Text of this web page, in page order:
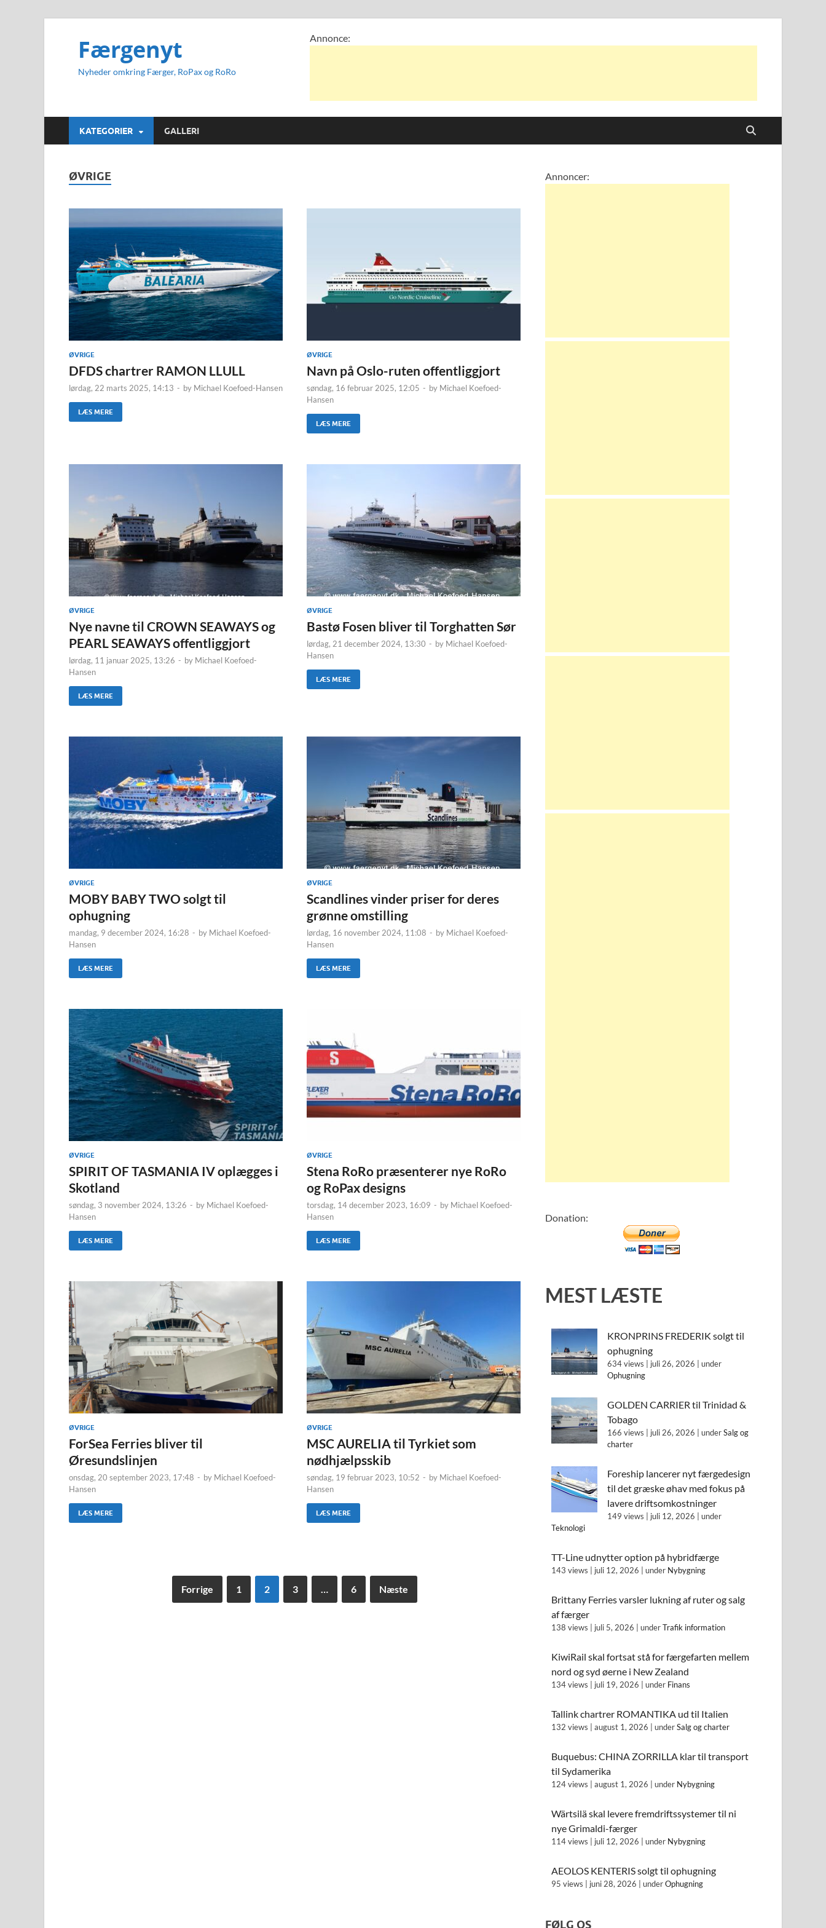
Færgenyt
Nyheder omkring Færger, RoPax og RoRo
Annonce:
KATEGORIER GALLERI
ØVRIGE
ØVRIGE
DFDS chartrer RAMON LLULL
lørdag, 22 marts 2025, 14:13 - by Michael Koefoed-Hansen
LÆS MERE
ØVRIGE
Navn på Oslo-ruten offentliggjort
søndag, 16 februar 2025, 12:05 - by Michael Koefoed-
Hansen
LÆS MERE
ØVRIGE
Nye navne til CROWN SEAWAYS og
PEARL SEAWAYS offentliggjort
lørdag, 11 januar 2025, 13:26 - by Michael Koefoed-
Hansen
LÆS MERE
ØVRIGE
Bastø Fosen bliver til Torghatten Sør
lørdag, 21 december 2024, 13:30 - by Michael Koefoed-
Hansen
LÆS MERE
ØVRIGE
MOBY BABY TWO solgt til
ophugning
mandag, 9 december 2024, 16:28 - by Michael Koefoed-
Hansen
LÆS MERE
ØVRIGE
Scandlines vinder priser for deres
grønne omstilling
lørdag, 16 november 2024, 11:08 - by Michael Koefoed-
Hansen
LÆS MERE
ØVRIGE
SPIRIT OF TASMANIA IV oplægges i
Skotland
søndag, 3 november 2024, 13:26 - by Michael Koefoed-
Hansen
LÆS MERE
ØVRIGE
Stena RoRo præsenterer nye RoRo
og RoPax designs
torsdag, 14 december 2023, 16:09 - by Michael Koefoed-
Hansen
LÆS MERE
ØVRIGE
ForSea Ferries bliver til
Øresundslinjen
onsdag, 20 september 2023, 17:48 - by Michael Koefoed-
Hansen
LÆS MERE
ØVRIGE
MSC AURELIA til Tyrkiet som
nødhjælpsskib
søndag, 19 februar 2023, 10:52 - by Michael Koefoed-
Hansen
LÆS MERE
Forrige 1 2 3 … 6 Næste
Annoncer:
Donation:
MEST LÆSTE
KRONPRINS FREDERIK solgt til
ophugning
634 views juli 26, 2026 |under
Ophugning
GOLDEN CARRIER til Trinidad &
Tobago
166 views juli 26, 2026 |underSalg og
charter
Foreship lancerer nyt færgedesign
til det græske øhav med fokus på
lavere driftsomkostninger
149 views juli 12, 2026 |under
Teknologi
TT-Line udnytter option på hybridfærge
143 views juli 12, 2026 |under Nybygning
Brittany Ferries varsler lukning af ruter og salg
af færger
138 views juli 5, 2026 |underTrafik information
KiwiRail skal fortsat stå for færgefarten mellem
nord og syd øerne i New Zealand
134 views juli 19, 2026 |under Finans
Tallink chartrer ROMANTIKA ud til Italien
132 views |august 1, 2026 |underSalg og charter
Buquebus: CHINA ZORRILLA klar til transport
til Sydamerika
124 views |august 1, 2026 |under Nybygning
Wärtsilä skal levere fremdriftssystemer til ni
nye Grimaldi-færger
114 views juli 12, 2026 |under Nybygning
AEOLOS KENTERIS solgt til ophugning
95 views juni 28, 2026 |underOphugning
FØLG OS